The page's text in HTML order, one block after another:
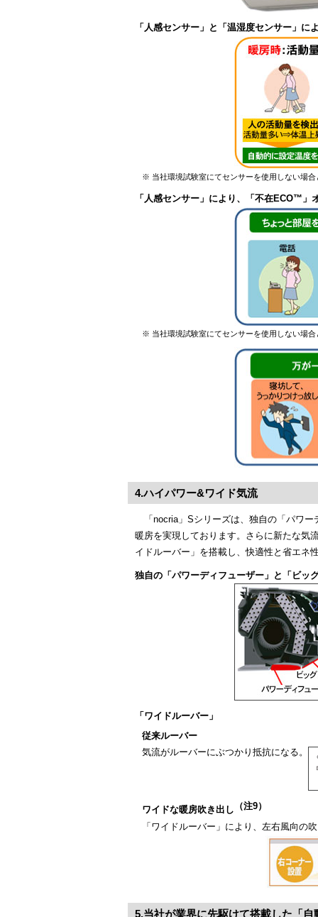
「人感センサー」と「温湿度センサー」に
※ 当社環境試験室にてセンサーを使用しない場
「人感センサー」により、「不在ECO™」
※ 当社環境試験室にてセンサーを使用しない場
4.ハイパワー&ワイド気流
「nocria」Sシリーズは、独自の「パワ
暖房を実現しております。さらに新たな気
イドルーバー」を搭載し、快適性と省エネ
独自の「パワーディフューザー」と「ビッ
「ワイドルーバー」
従来ルーバー
気流がルーバーにぶつかり抵抗になる。
ワイドな暖房吹き出し （注9）
「ワイドルーバー」により、左右風向の
5.当社が業界に先駆けて搭載した「